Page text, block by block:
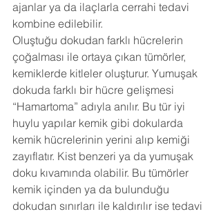
ajanlar ya da ilaçlarla cerrahi tedavi
kombine edilebilir.
Oluştuğu dokudan farklı hücrelerin
çoğalması ile ortaya çıkan tümörler,
kemiklerde kitleler oluşturur. Yumuşak
dokuda farklı bir hücre gelişmesi
“Hamartoma” adıyla anılır. Bu tür iyi
huylu yapılar kemik gibi dokularda
kemik hücrelerinin yerini alıp kemiği
zayıflatır. Kist benzeri ya da yumuşak
doku kıvamında olabilir. Bu tümörler
kemik içinden ya da bulunduğu
dokudan sınırları ile kaldırılır ise tedavi